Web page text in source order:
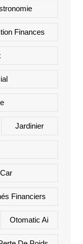
Finances
Jardinier
Financiers
Otomatic Ai